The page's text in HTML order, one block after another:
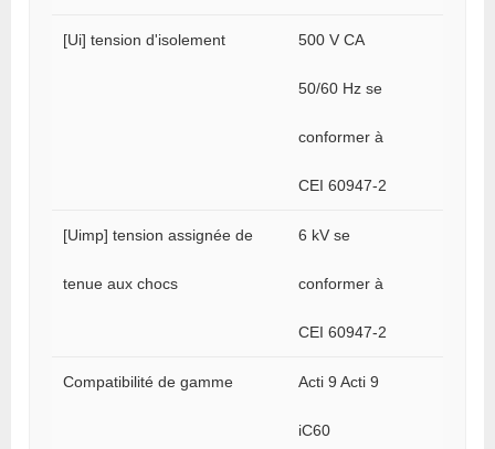
[Ui] tension d'isolement 500 V CA
50/60 Hz se
conformer à
CEI 60947-2
[Uimp] tension assignée de
tenue aux chocs
6 kV se
conformer à
CEI 60947-2
Compatibilité de gamme Acti 9 Acti 9
iC60